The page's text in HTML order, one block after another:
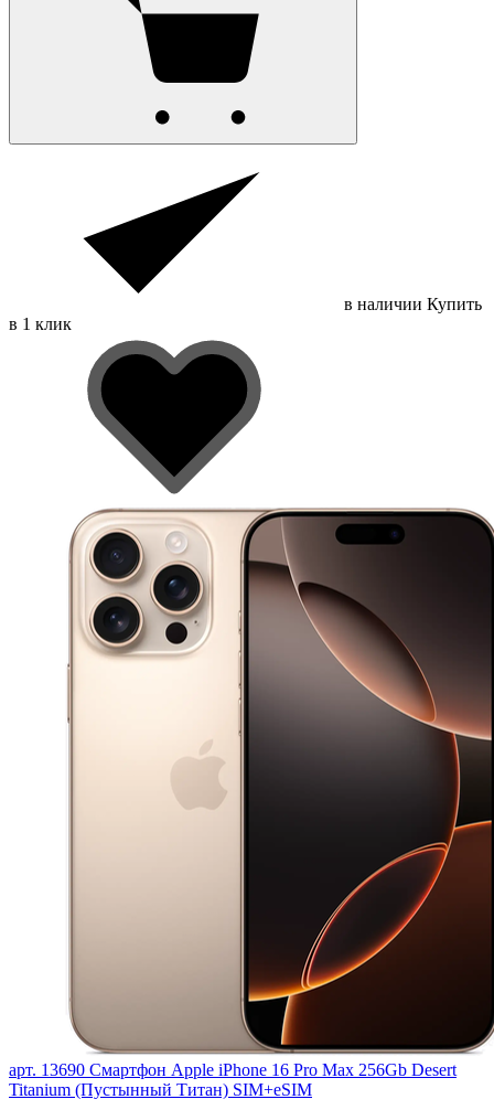
в наличии Купить
в 1 клик
арт. 13690 Смартфон Apple iPhone 16 Pro Max 256Gb Desert
Titanium (Пустынный Титан) SIM+eSIM